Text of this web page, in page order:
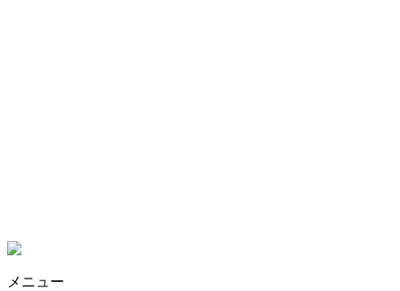
メニュー